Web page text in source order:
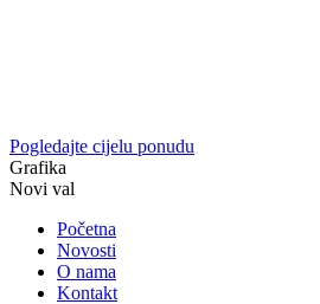
Pogledajte cijelu ponudu
Grafika
Novi val
Početna
Novosti
O nama
Kontakt